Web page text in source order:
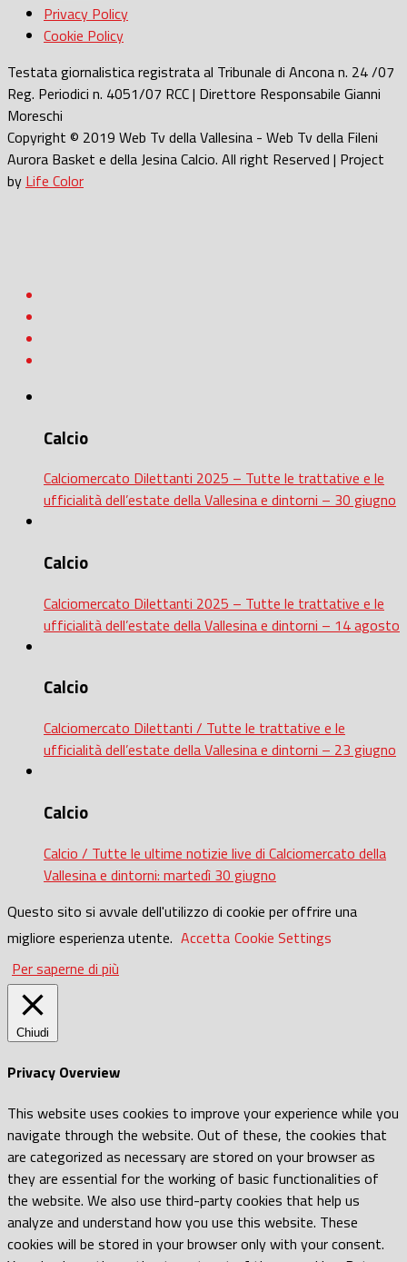
Privacy Policy
Cookie Policy
Testata giornalistica registrata al Tribunale di Ancona n. 24 /07
Reg. Periodici n. 4051/07 RCC | Direttore Responsabile Gianni
Moreschi
Copyright © 2019 Web Tv della Vallesina - Web Tv della Fileni
Aurora Basket e della Jesina Calcio. All right Reserved | Project
by Life Color
Calcio
Calciomercato Dilettanti 2025 – Tutte le trattative e le
ufficialità dell’estate della Vallesina e dintorni – 30 giugno
Calcio
Calciomercato Dilettanti 2025 – Tutte le trattative e le
ufficialità dell’estate della Vallesina e dintorni – 14 agosto
Calcio
Calciomercato Dilettanti / Tutte le trattative e le
ufficialità dell’estate della Vallesina e dintorni – 23 giugno
Calcio
Calcio / Tutte le ultime notizie live di Calciomercato della
Vallesina e dintorni: martedì 30 giugno
Questo sito si avvale dell'utilizzo di cookie per offrire una
migliore esperienza utente. Accetta Cookie Settings
Per saperne di più
Chiudi
Privacy Overview
This website uses cookies to improve your experience while you
navigate through the website. Out of these, the cookies that
are categorized as necessary are stored on your browser as
they are essential for the working of basic functionalities of
the website. We also use third-party cookies that help us
analyze and understand how you use this website. These
cookies will be stored in your browser only with your consent.